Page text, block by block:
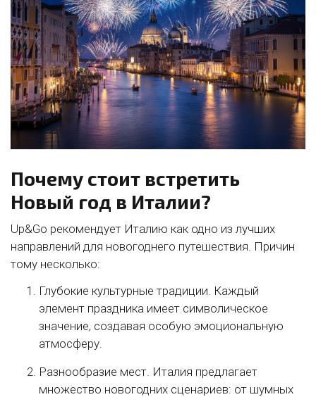
Почему стоит встретить
Новый год в Италии?
Up&Go рекомендует Италию как одно из лучших
направлений для новогоднего путешествия. Причин
тому несколько:
Глубокие культурные традиции. Каждый
элемент праздника имеет символическое
значение, создавая особую эмоциональную
атмосферу.
Разнообразие мест. Италия предлагает
множество новогодних сценариев: от шумных